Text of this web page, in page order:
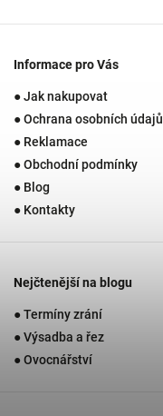
Informace pro Vás
● Jak nakupovat
● Ochrana osobních údajů
● Reklamace
● Obchodní podmínky
● Blog
● Kontakty
Nejčtenější na blogu
● Termíny zrání
● Výsadba a řez
● Ovocnářství